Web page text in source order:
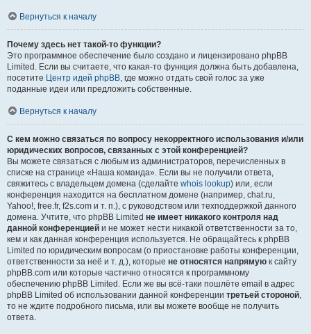
Вернуться к началу
Почему здесь нет такой-то функции?
Это программное обеспечение было создано и лицензировано phpBB
Limited. Если вы считаете, что какая-то функция должна быть добавлена,
посетите Центр идей phpBB, где можно отдать свой голос за уже
поданные идеи или предложить собственные.
Вернуться к началу
С кем можно связаться по вопросу некорректного использования и/или
юридических вопросов, связанных с этой конференцией?
Вы можете связаться с любым из администраторов, перечисленных в
списке на странице «Наша команда». Если вы не получили ответа,
свяжитесь с владельцем домена (сделайте whois lookup) или, если
конференция находится на бесплатном домене (например, chat.ru,
Yahoo!, free.fr, f2s.com и т. п.), с руководством или техподдержкой данного
домена. Учтите, что phpBB Limited не имеет никакого контроля над
данной конференцией и не может нести никакой ответственности за то,
кем и как данная конференция используется. Не обращайтесь к phpBB
Limited по юридическим вопросам (о приостановке работы конференции,
ответственности за неё и т. д.), которые не относятся напрямую к сайту
phpBB.com или которые частично относятся к программному
обеспечению phpBB Limited. Если же вы всё-таки пошлёте email в адрес
phpBB Limited об использовании данной конференции третьей стороной,
то не ждите подробного письма, или вы можете вообще не получить
ответа.